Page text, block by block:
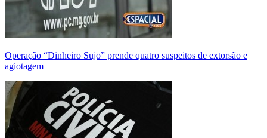
Operação “Dinheiro Sujo” prende quatro suspeitos de extorsão e
agiotagem